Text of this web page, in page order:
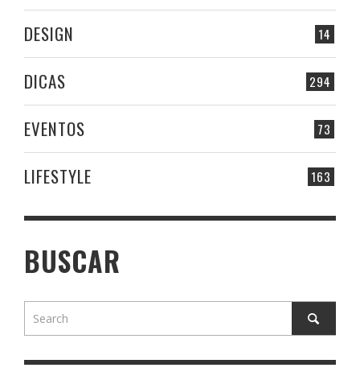
14
DESIGN
294
DICAS
73
EVENTOS
163
LIFESTYLE
BUSCAR